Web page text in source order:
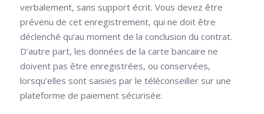
Actualités
Contact
Faire un don
verbalement, sans support écrit. Vous devez être
prévenu de cet enregistrement, qui ne doit être
déclenché qu’au moment de la conclusion du contrat.
D’autre part, les données de la carte bancaire ne
doivent pas être enregistrées, ou conservées,
lorsqu’elles sont saisies par le téléconseiller sur une
plateforme de paiement sécurisée.